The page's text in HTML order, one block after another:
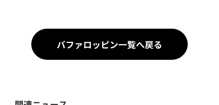
バファロッピン一覧へ戻る